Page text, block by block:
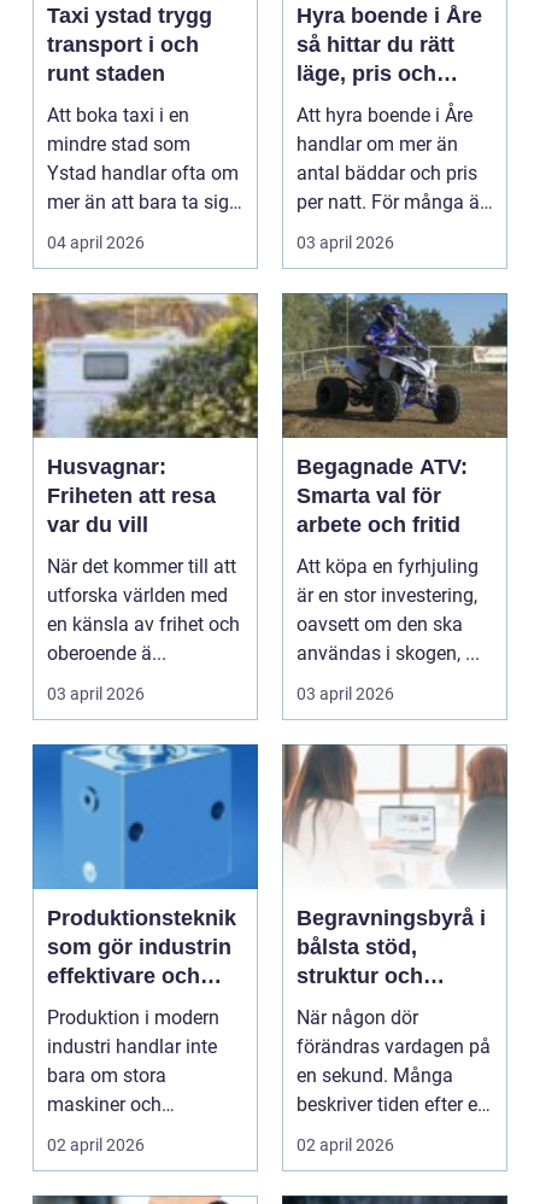
Taxi ystad trygg
transport i och
runt staden
Att boka taxi i en
mindre stad som
Ystad handlar ofta om
mer än att bara ta sig
från punkt A till pu...
04 april 2026
Hyra boende i Åre
så hittar du rätt
läge, pris och
känsla
Att hyra boende i Åre
handlar om mer än
antal bäddar och pris
per natt. För många är
boendet lika vi...
03 april 2026
Husvagnar:
Friheten att resa
var du vill
När det kommer till att
utforska världen med
en känsla av frihet och
oberoende ä...
03 april 2026
Begagnade ATV:
Smarta val för
arbete och fritid
Att köpa en fyrhjuling
är en stor investering,
oavsett om den ska
användas i skogen, ...
03 april 2026
Produktionsteknik
som gör industrin
effektivare och
tryggare
Produktion i modern
industri handlar inte
bara om stora
maskiner och
avancerade system. I
grunden ha...
02 april 2026
Begravningsbyrå i
bålsta stöd,
struktur och
omtanke när livet
vänder
När någon dör
förändras vardagen på
en sekund. Många
beskriver tiden efter ett
dödsfall som dimmig:
02 april 2026